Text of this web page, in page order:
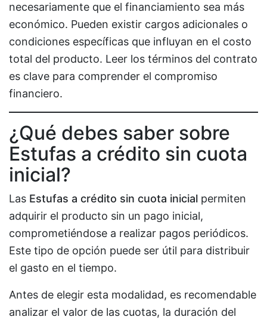
necesariamente que el financiamiento sea más
económico. Pueden existir cargos adicionales o
condiciones específicas que influyan en el costo
total del producto. Leer los términos del contrato
es clave para comprender el compromiso
financiero.
¿Qué debes saber sobre
Estufas a crédito sin cuota
inicial?
Las Estufas a crédito sin cuota inicial permiten
adquirir el producto sin un pago inicial,
comprometiéndose a realizar pagos periódicos.
Este tipo de opción puede ser útil para distribuir
el gasto en el tiempo.
Antes de elegir esta modalidad, es recomendable
analizar el valor de las cuotas, la duración del